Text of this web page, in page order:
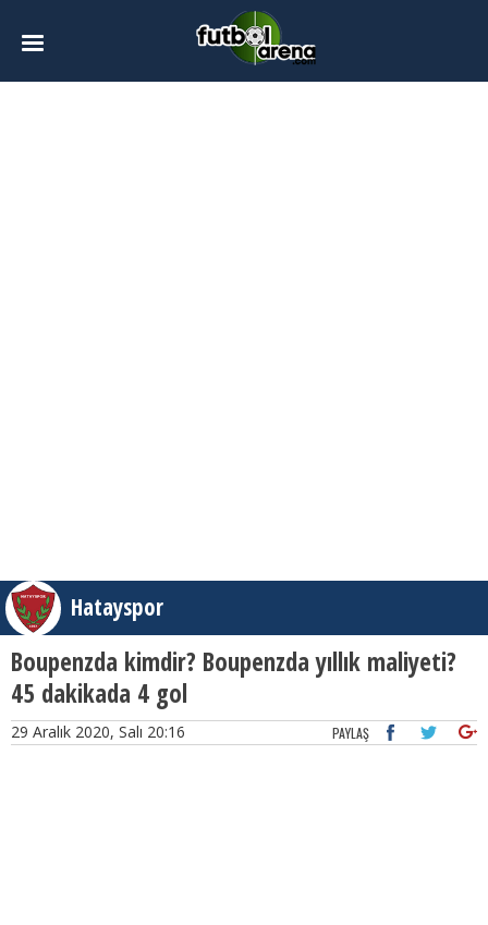
Hatayspor
Boupenzda kimdir? Boupenzda yıllık maliyeti?
45 dakikada 4 gol
29 Aralık 2020, Salı 20:16 PAYLAŞ